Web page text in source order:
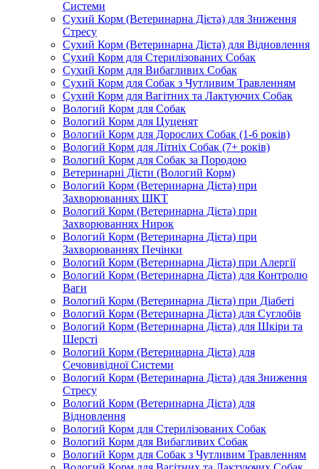
Системи
Сухий Корм (Ветеринарна Дієта) для Зниження
Стресу
Сухий Корм (Ветеринарна Дієта) для Відновлення
Сухий Корм для Стерилізованих Собак
Сухий Корм для Вибагливих Собак
Сухий Корм для Собак з Чутливим Травленням
Сухий Корм для Вагітних та Лактуючих Собак
Вологий Корм для Собак
Вологий Корм для Цуценят
Вологий Корм для Дорослих Собак (1-6 років)
Вологий Корм для Літніх Собак (7+ років)
Вологий Корм для Собак за Породою
Ветеринарні Дієти (Вологий Корм)
Вологий Корм (Ветеринарна Дієта) при
Захворюваннях ШКТ
Вологий Корм (Ветеринарна Дієта) при
Захворюваннях Нирок
Вологий Корм (Ветеринарна Дієта) при
Захворюваннях Печінки
Вологий Корм (Ветеринарна Дієта) при Алергії
Вологий Корм (Ветеринарна Дієта) для Контролю
Ваги
Вологий Корм (Ветеринарна Дієта) при Діабеті
Вологий Корм (Ветеринарна Дієта) для Суглобів
Вологий Корм (Ветеринарна Дієта) для Шкіри та
Шерсті
Вологий Корм (Ветеринарна Дієта) для
Сечовивідної Системи
Вологий Корм (Ветеринарна Дієта) для Зниження
Стресу
Вологий Корм (Ветеринарна Дієта) для
Відновлення
Вологий Корм для Стерилізованих Собак
Вологий Корм для Вибагливих Собак
Вологий Корм для Собак з Чутливим Травленням